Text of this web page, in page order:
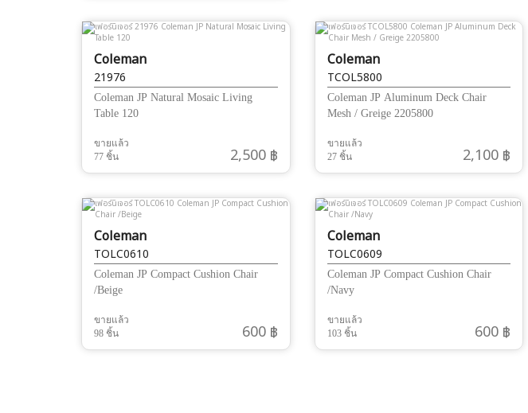
Coleman
21976
Coleman JP Natural Mosaic Living
Table 120
ขายแล้ว
77 ชิ้น
2,500 ฿
Coleman
TCOL5800
Coleman JP Aluminum Deck Chair
Mesh / Greige 2205800
ขายแล้ว
27 ชิ้น
2,100 ฿
Coleman
TOLC0610
Coleman JP Compact Cushion Chair
/Beige
ขายแล้ว
98 ชิ้น
600 ฿
Coleman
TOLC0609
Coleman JP Compact Cushion Chair
/Navy
ขายแล้ว
103 ชิ้น
600 ฿